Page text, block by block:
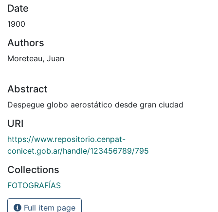
Date
1900
Authors
Moreteau, Juan
Abstract
Despegue globo aerostático desde gran ciudad
URI
https://www.repositorio.cenpat-
conicet.gob.ar/handle/123456789/795
Collections
FOTOGRAFÍAS
Full item page